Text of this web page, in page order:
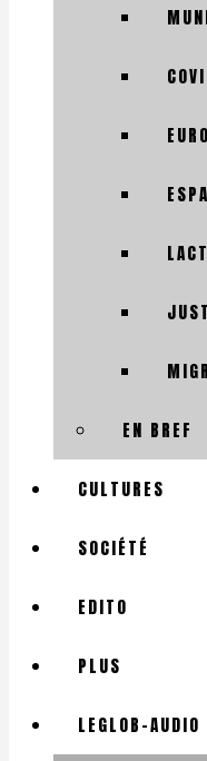
EN BREF
CULTURES
SOCIÉTÉ
EDITO
PLUS
LEGLOB-AUDIO